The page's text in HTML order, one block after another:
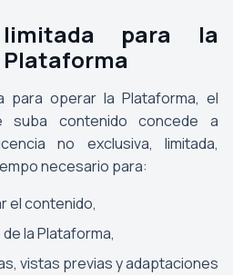
para la
Plataforma
para operar la Plataforma, el
suba contenido concede a
no exclusiva, limitada,
necesario para:
el contenido,
la Plataforma,
vistas previas y adaptaciones